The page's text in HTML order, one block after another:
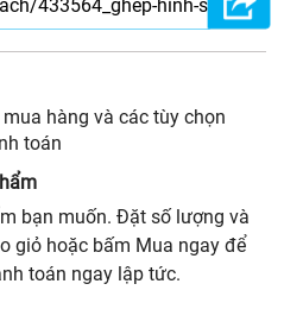
hàng và các tùy chọn
toán
bạn muốn. Đặt số lượng và
giỏ hoặc bấm Mua ngay để
toán ngay lập tức.